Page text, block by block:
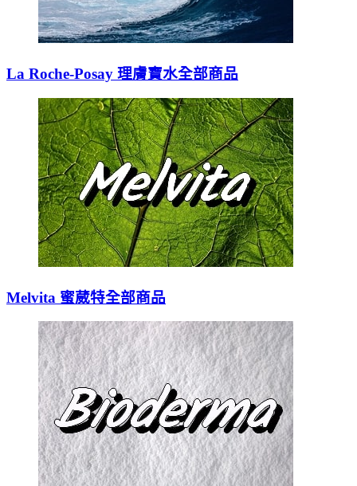
La Roche-Posay 理膚寶水全部商品
Melvita 蜜葳特全部商品